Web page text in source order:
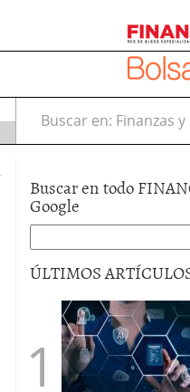
Buscar en:
Buscar en todo
Google
ÚLTIMOS